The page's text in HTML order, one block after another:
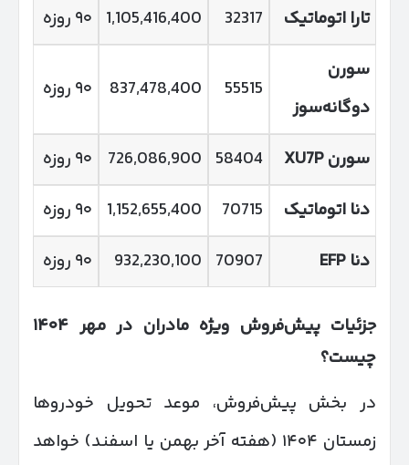
تارا اتوماتیک
32317
1,105,416,400 ۹۰ روزه
سورن
دوگانه‌سوز
55515
837,478,400 ۹۰ روزه
سورنXU7P
58404
726,086,900
۹۰ روزه
دنا اتوماتیک
70715
1,152,655,400
۹۰ روزه
دنا EFP
70907
932,230,100 ۹۰ روزه
جزئیات پیش‌فروش ویژه مادران در مهر ۱۴۰۴
چیست؟
در بخش پیش‌فروش، موعد تحویل خودروها
زمستان ۱۴۰۴ (هفته آخر بهمن یا اسفند) خواهد